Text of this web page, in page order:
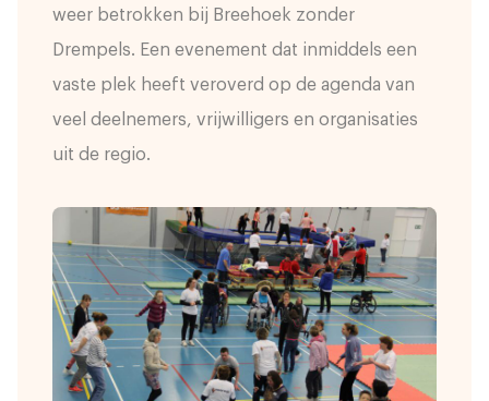
weer betrokken bij Breehoek zonder
Drempels. Een evenement dat inmiddels een
vaste plek heeft veroverd op de agenda van
veel deelnemers, vrijwilligers en organisaties
uit de regio.